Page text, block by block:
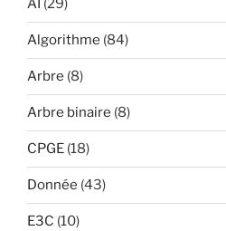
AI (29)
Algorithme (84)
Arbre (8)
Arbre binaire (8)
CPGE (18)
Donnée (43)
E3C (10)